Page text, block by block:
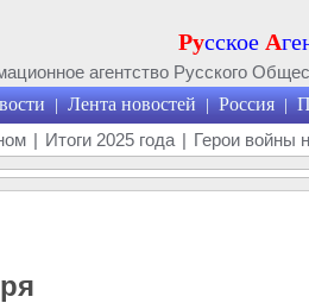
Русское А
агентство Русского
| Лента новостей | Россия |
| Итоги 2025 года | Герои войны